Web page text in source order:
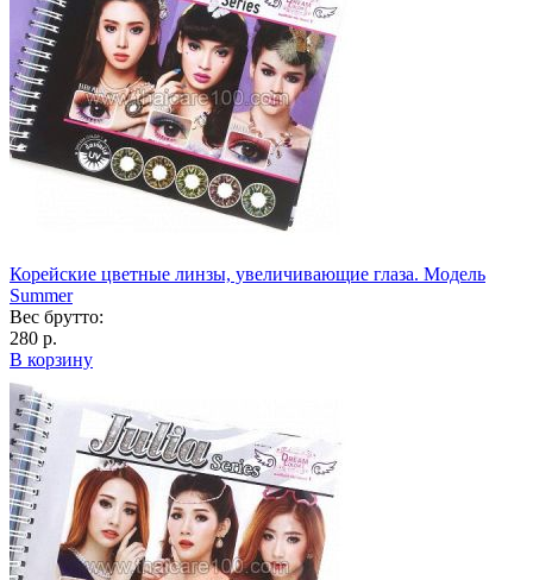
Корейские цветные линзы, увеличивающие глаза. Модель
Summer
Вес брутто:
280 р.
В корзину